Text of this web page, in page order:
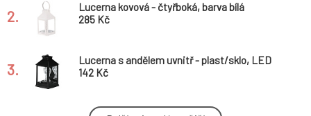
2.
Lucerna kovová - čtyřboká, barva bílá
285 Kč
3.
Lucerna s andělem uvnitř - plast/sklo, LED
osvětlení, černá
142 Kč
Lucerna dřevěná - tvar domku, cena za sadu